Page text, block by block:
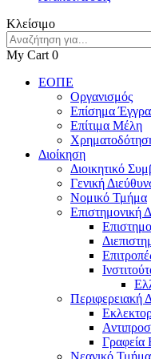
Κλείσιμο
My Cart 0
ΕΟΠΕ
Οργανισμός
Επίσημα
Επίτιμα Μέλη
Διοίκηση
Διοικητικό
Γενική
Νομικό Τμήμα
Επιστημονική
Περιφερειακή
Γραφεία
Νεανικό Τμήμα